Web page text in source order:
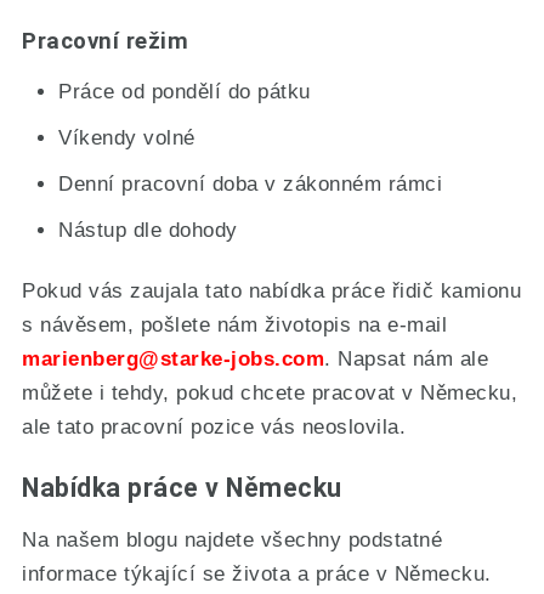
Pracovní režim
Práce od pondělí do pátku
Víkendy volné
Denní pracovní doba v zákonném rámci
Nástup dle dohody
Pokud vás zaujala tato nabídka práce řidič kamionu
s návěsem, pošlete nám životopis na e-mail
marienberg@starke-jobs.com. Napsat nám ale
můžete i tehdy, pokud chcete pracovat v Německu,
ale tato pracovní pozice vás neoslovila.
Nabídka práce v Německu
Na našem blogu najdete všechny podstatné
informace týkající se života a práce v Německu.